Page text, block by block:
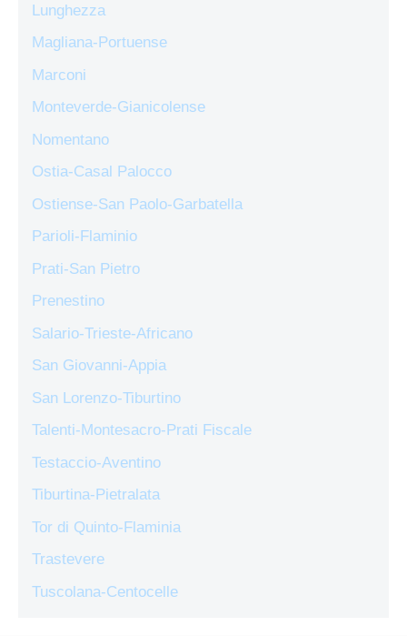
Lunghezza
Magliana-Portuense
Marconi
Monteverde-Gianicolense
Nomentano
Ostia-Casal Palocco
Ostiense-San Paolo-Garbatella
Parioli-Flaminio
Prati-San Pietro
Prenestino
Salario-Trieste-Africano
San Giovanni-Appia
San Lorenzo-Tiburtino
Talenti-Montesacro-Prati Fiscale
Testaccio-Aventino
Tiburtina-Pietralata
Tor di Quinto-Flaminia
Trastevere
Tuscolana-Centocelle